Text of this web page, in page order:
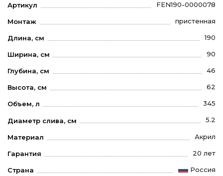
Артикул FEN190-0000078
Монтаж пристенная
Длина, см 190
Ширина, см 90
Глубина, см 46
Высота, см 62
Объем, л 345
Диаметр слива, см 5.2
Материал Акрил
Гарантия 20 лет
Страна Россия